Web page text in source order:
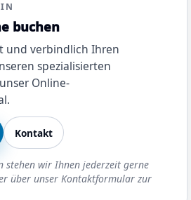
buchen
und verbindlich Ihren
spezialisierten
Online-
Kontakt
stehen wir Ihnen jederzeit gerne
über unser Kontaktformular zur